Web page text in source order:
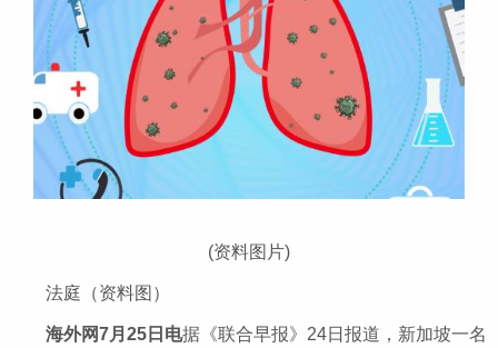
(资料图片)
法庭（资料图）
海外网7月25日电据《联合早报》24日报道，新加坡一名